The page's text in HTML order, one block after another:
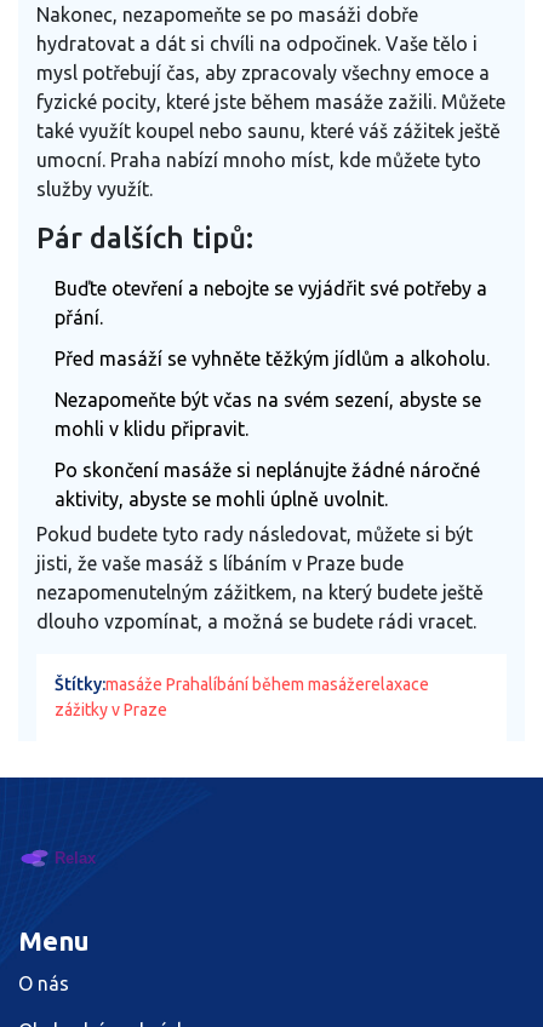
Nakonec, nezapomeňte se po masáži dobře
hydratovat a dát si chvíli na odpočinek. Vaše tělo i
mysl potřebují čas, aby zpracovaly všechny emoce a
fyzické pocity, které jste během masáže zažili. Můžete
také využít koupel nebo saunu, které váš zážitek ještě
umocní. Praha nabízí mnoho míst, kde můžete tyto
služby využít.
Pár dalších tipů:
Buďte otevření a nebojte se vyjádřit své potřeby a
přání.
Před masáží se vyhněte těžkým jídlům a alkoholu.
Nezapomeňte být včas na svém sezení, abyste se
mohli v klidu připravit.
Po skončení masáže si neplánujte žádné náročné
aktivity, abyste se mohli úplně uvolnit.
Pokud budete tyto rady následovat, můžete si být
jisti, že vaše masáž s líbáním v Praze bude
nezapomenutelným zážitkem, na který budete ještě
dlouho vzpomínat, a možná se budete rádi vracet.
Štítky:masáže Prahalíbání během masážerelaxace
zážitky v Praze
Menu
O nás